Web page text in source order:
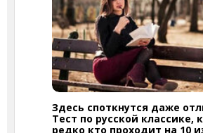
Здесь споткнутся даже
Тест по русской классике,
редко кто проходит на 10